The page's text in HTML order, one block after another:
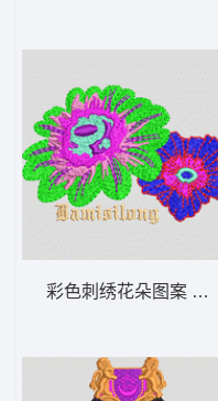
彩色刺绣花朵图案 花朵